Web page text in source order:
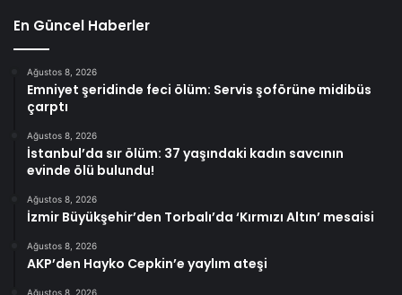
En Güncel Haberler
Ağustos 8, 2026
Emniyet şeridinde feci ölüm: Servis şoförüne midibüs
çarptı
Ağustos 8, 2026
İstanbul’da sır ölüm: 37 yaşındaki kadın savcının
evinde ölü bulundu!
Ağustos 8, 2026
İzmir Büyükşehir’den Torbalı’da ‘Kırmızı Altın’ mesaisi
Ağustos 8, 2026
AKP’den Hayko Cepkin’e yaylım ateşi
Ağustos 8, 2026